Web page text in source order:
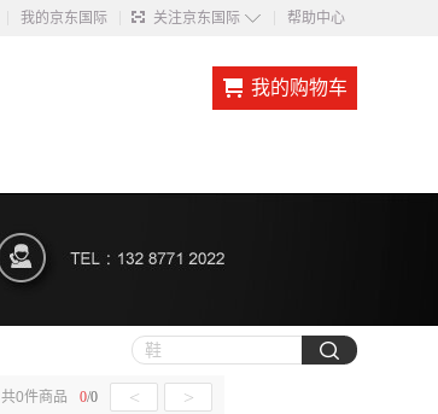
我的京东国际 关注京东国际 ◇ 帮助中心
我的购物车
0/0 < >
共0件商品